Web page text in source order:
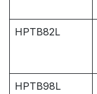
HPTB82L
HPTB98L